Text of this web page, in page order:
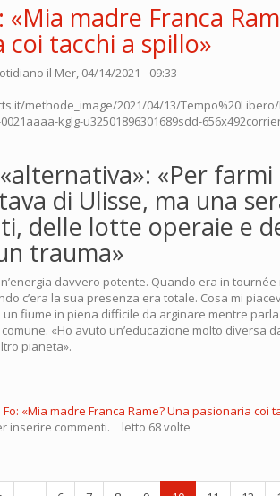
«Mia madre Franca
coi tacchi a spillo»
il Mer, 04/14/2021 - 09:33
«alternativa»: «Per
di Ulisse, ma una
delle lotte operaie e
trauma»
davvero potente. Quando era in
c’era la sua presenza era totale. Cosa mi
un fiume in piena difficile da arginare mentre
«Ho avuto un’educazione molto diversa
pianeta».
Fo: «Mia madre Franca Rame? Una pasionaria coi
inserire commenti. letto 68 volte